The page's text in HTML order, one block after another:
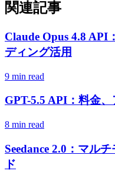
関連記事
Claude Opus 4.8 API
ディング活用
9 min read
GPT-5.5 API：料金
8 min read
Seedance 2.0：マル
ド